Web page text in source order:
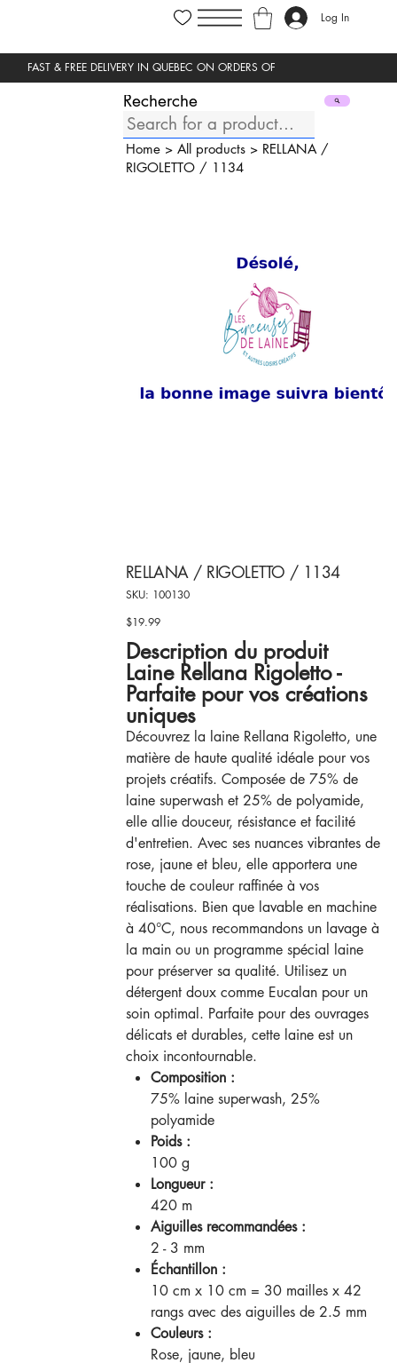
Log In
Recherche
Home> All products> RELLANA /
RIGOLETTO / 1134
RELLANA / RIGOLETTO / 1134
SKU:
SKU
100130
100130
Price
$19.99
Description du produit
Laine Rellana Rigoletto -
Parfaite pour vos créations
uniques
Découvrez la laine Rellana Rigoletto, une
matière de haute qualité idéale pour vos
projets créatifs. Composée de 75% de
laine superwash et 25% de polyamide,
elle allie douceur, résistance et facilité
d'entretien. Avec ses nuances vibrantes de
rose, jaune et bleu, elle apportera une
touche de couleur raffinée à vos
réalisations. Bien que lavable en machine
à 40°C, nous recommandons un lavage à
la main ou un programme spécial laine
pour préserver sa qualité. Utilisez un
détergent doux comme Eucalan pour un
soin optimal. Parfaite pour des ouvrages
délicats et durables, cette laine est un
choix incontournable.
Composition :
75% laine superwash, 25%
polyamide
Poids :
100 g
Longueur :
420 m
Aiguilles recommandées :
2 - 3 mm
Échantillon :
10 cm x 10 cm = 30 mailles x 42
rangs avec des aiguilles de 2.5 mm
Couleurs :
Rose, jaune, bleu